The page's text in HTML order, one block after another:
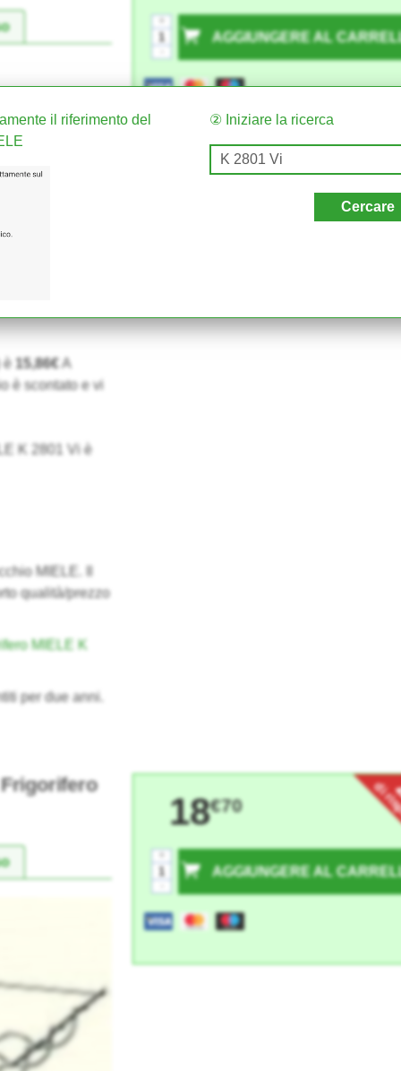
è 15,86€ A
è scontato e vi
K 2801 Vi è
MIELE. Il
qualità/prezzo
MIELE K
per due anni.
AGGIUNGERE AL
+
di
18€70
AGGIUNGERE AL
+
il riferimento del
② Iniziare la ricerca
Cercare